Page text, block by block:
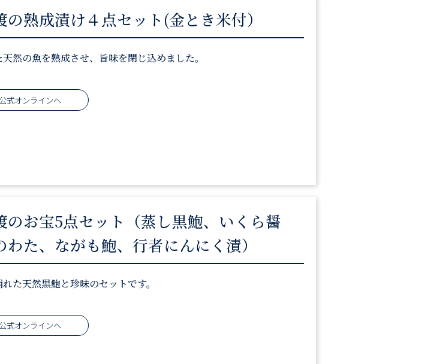
の熟成漬け４点セット(金とき米付）
然の魚を熟成させ、旨味を閉じ込めました。
公式オンラインへ
のお宝5点セット（蒸し黒鮑、いくら醤
わた、ながも鮑、行者にんにく漬）
た天然黒鮑と珍味のセットです。
公式オンラインへ